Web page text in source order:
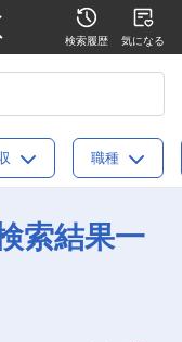
検索履歴 気になる
職種
索結果一